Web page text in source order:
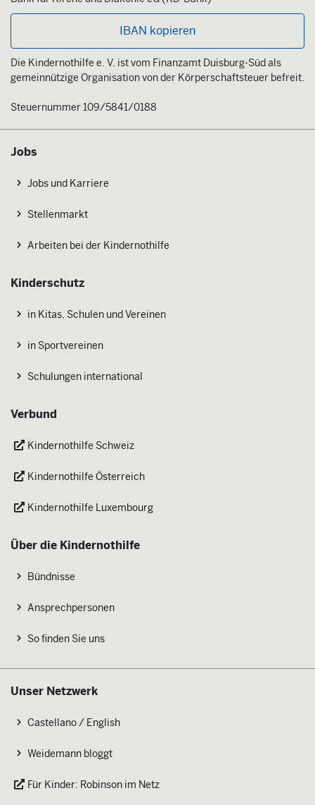
IBAN kopieren
Die Kindernothilfe e. V. ist vom Finanzamt Duisburg-Süd als
gemeinnützige Organisation von der Körperschaftsteuer befreit.
Steuernummer 109/5841/0188
Jobs
Jobs und Karriere
Stellenmarkt
Arbeiten bei der Kindernothilfe
Kinderschutz
in Kitas, Schulen und Vereinen
in Sportvereinen
Schulungen international
Verbund
Kindernothilfe Schweiz
Kindernothilfe Österreich
Kindernothilfe Luxembourg
Über die Kindernothilfe
Bündnisse
Ansprechpersonen
So finden Sie uns
Unser Netzwerk
Castellano / English
Weidemann bloggt
Für Kinder: Robinson im Netz